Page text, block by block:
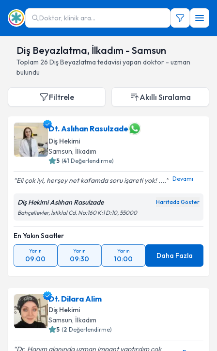
Doktor, klinik ara...
Diş Beyazlatma, İlkadım - Samsun
Toplam 26 Diş Beyazlatma tedavisi yapan doktor - uzman
bulundu
Filtrele Akıllı Sıralama
Dt. Aslıhan Rasulzade
Diş Hekimi
Samsun, İlkadım
5 (41 Değerlendirme)
Eli çok iyi, herşey net kafamda soru işareti yok! .... Devamı
Diş Hekimi Aslıhan Rasulzade Haritada Göster
Bahçelievler, İstiklal Cd. No:160 K:1 D:10, 55000
En Yakın Saatler
Yarın
09:00
Yarın
09:30
Yarın
10:00 Daha Fazla
Dt. Dilara Alim
Diş Hekimi
Samsun, İlkadım
5 (2 Değerlendirme)
Dr. Hanım alanında uzman impant yaptırdım cok